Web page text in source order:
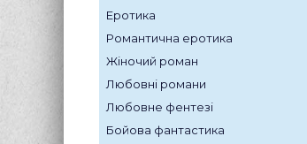
Еротика
Романтична еротика
Жіночий роман
Любовні романи
Любовне фентезі
Бойова фантастика